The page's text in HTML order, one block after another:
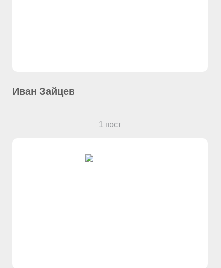
Иван Зайцев
1 пост